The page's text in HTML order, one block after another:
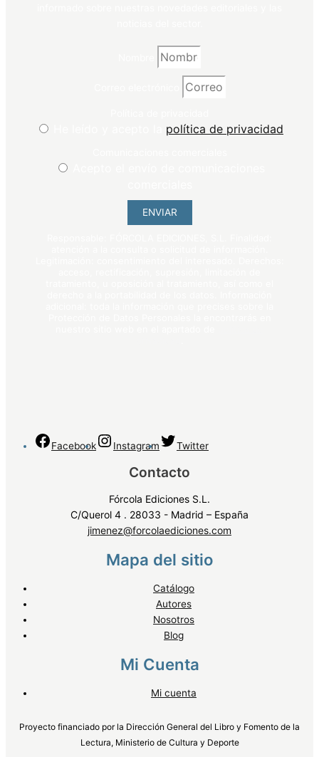
política de privacidad
ENVIAR
Facebook Instagram Twitter
Contacto
Fórcola Ediciones S.L.
C/Querol 4 . 28033 - Madrid – España
jimenez@forcolaediciones.com
Mapa del sitio
Catálogo
Autores
Nosotros
Blog
Mi Cuenta
Mi cuenta
Proyecto financiado por la Dirección General del Libro y Fomento de la
Lectura, Ministerio de Cultura y Deporte